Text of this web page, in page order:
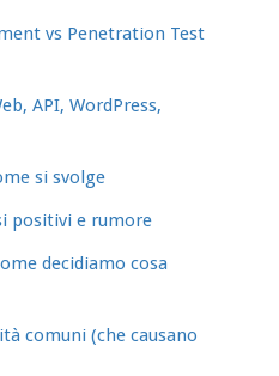
vs Penetration Test
API, WordPress,
si svolge
positivi e rumore
decidiamo cosa
comuni (che causano